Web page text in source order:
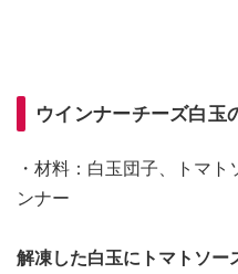
ウインナーチーズ白玉
・材料：白玉団子、トマ
ンナー
解凍した白玉にトマトソー